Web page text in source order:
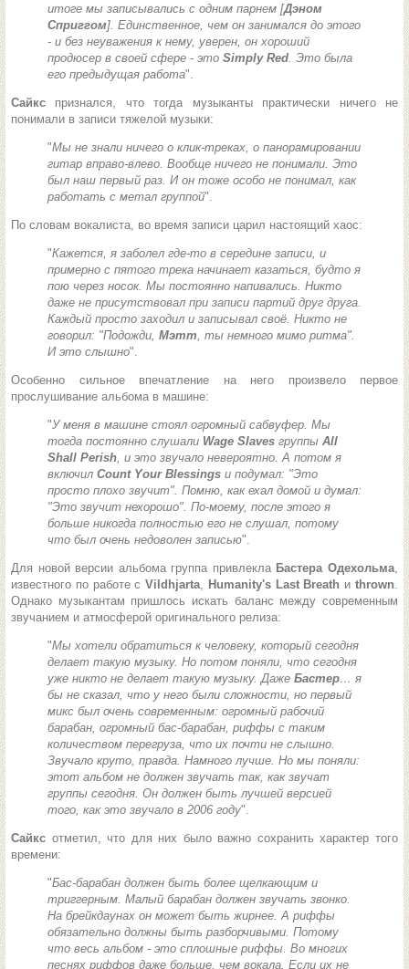
итоге мы записывались с одним парнем [Дэном
Сприггом]. Единственное, чем он занимался до этого
- и без неуважения к нему, уверен, он хороший
продюсер в своей сфере - это Simply Red. Это была
его предыдущая работа".
Сайкс признался, что тогда музыканты практически ничего не
понимали в записи тяжелой музыки:
"Мы не знали ничего о клик-треках, о панорамировании
гитар вправо-влево. Вообще ничего не понимали. Это
был наш первый раз. И он тоже особо не понимал, как
работать с метал группой".
По словам вокалиста, во время записи царил настоящий хаос:
"Кажется, я заболел где-то в середине записи, и
примерно с пятого трека начинает казаться, будто я
пою через носок. Мы постоянно напивались. Никто
даже не присутствовал при записи партий друг друга.
Каждый просто заходил и записывал своё. Никто не
говорил: "Подожди, Мэтт, ты немного мимо ритма".
И это слышно".
Особенно сильное впечатление на него произвело первое
прослушивание альбома в машине:
"У меня в машине стоял огромный сабвуфер. Мы
тогда постоянно слушали Wage Slaves группы All
Shall Perish, и это звучало невероятно. А потом я
включил Count Your Blessings и подумал: "Это
просто плохо звучит". Помню, как ехал домой и думал:
"Это звучит нехорошо". По-моему, после этого я
больше никогда полностью его не слушал, потому
что был очень недоволен записью".
Для новой версии альбома группа привлекла Бастера Одехольма,
известного по работе сVildhjarta, Humanity's Last Breath иthrown.
Однако музыкантам пришлось искать баланс между современным
звучанием и атмосферой оригинального релиза:
"Мы хотели обратиться к человеку, который сегодня
делает такую музыку. Но потом поняли, что сегодня
уже никто не делает такую музыку. Даже Бастер… я
бы не сказал, что у него были сложности, но первый
микс был очень современным: огромный рабочий
барабан, огромный бас-барабан, риффы с таким
количеством перегруза, что их почти не слышно.
Звучало круто, правда. Намного лучше. Но мы поняли:
этот альбом не должен звучать так, как звучат
группы сегодня. Он должен быть лучшей версией
того, как это звучало в 2006 году".
Сайкс отметил, что для них было важно сохранить характер того
времени:
"Бас-барабан должен быть более щелкающим и
триггерным. Малый барабан должен звучать звонко.
На брейкдаунах он может быть жирнее. А риффы
обязательно должны быть разборчивыми. Потому
что весь альбом - это сплошные риффы. Во многих
песнях риффов даже больше, чем вокала. Если их не